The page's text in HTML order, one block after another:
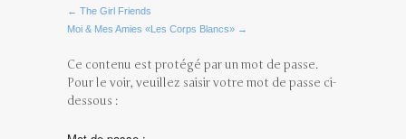
← The Girl Friends
Moi & Mes Amies «Les Corps Blancs» →
Ce contenu est protégé par un mot de passe.
Pour le voir, veuillez saisir votre mot de passe ci-
dessous :